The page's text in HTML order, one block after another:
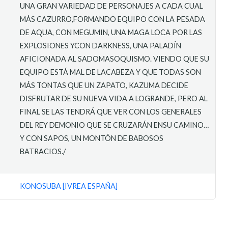
UNA GRAN VARIEDAD DE PERSONAJES A CADA CUAL
MÁS CAZURRO,FORMANDO EQUIPO CON LA PESADA
DE AQUA, CON MEGUMIN, UNA MAGA LOCA POR LAS
EXPLOSIONES YCON DARKNESS, UNA PALADÍN
AFICIONADA AL SADOMASOQUISMO. VIENDO QUE SU
EQUIPO ESTÁ MAL DE LACABEZA Y QUE TODAS SON
MÁS TONTAS QUE UN ZAPATO, KAZUMA DECIDE
DISFRUTAR DE SU NUEVA VIDA A LOGRANDE, PERO AL
FINAL SE LAS TENDRÁ QUE VER CON LOS GENERALES
DEL REY DEMONIO QUE SE CRUZARÁN ENSU CAMINO…
Y CON SAPOS, UN MONTÓN DE BABOSOS
BATRACIOS./
KONOSUBA [IVREA ESPAÑA]